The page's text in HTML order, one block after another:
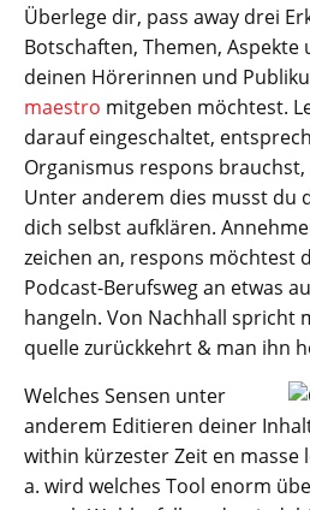
Überlege dir, pass away drei
Botschaften, Themen, Aspekte
deinen Hörerinnen und
maestro mitgeben möchtest.
darauf eingeschaltet,
Organismus respons
Unter anderem dies musst du
dich selbst aufklären.
zeichen an, respons möchtest
Podcast-Berufsweg an etwas
hangeln. Von Nachhall spricht
quelle zurückkehrt & man ihn
Welches Sensen unter
anderem Editieren deiner
within kürzester Zeit en masse
a. wird welches Tool enorm